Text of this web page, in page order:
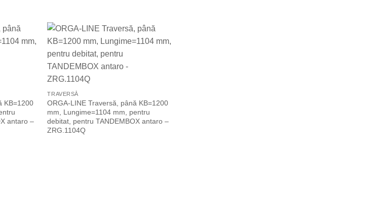
KB=1200
antaro –
TRAVERSĂ
ORGA-LINE Traversă, până KB=1200
mm, Lungime=1104 mm, pentru
debitat, pentru TANDEMBOX antaro –
ZRG.1104Q